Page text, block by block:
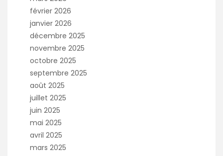
février 2026
janvier 2026
décembre 2025
novembre 2025
octobre 2025
septembre 2025
août 2025
juillet 2025
juin 2025
mai 2025
avril 2025
mars 2025